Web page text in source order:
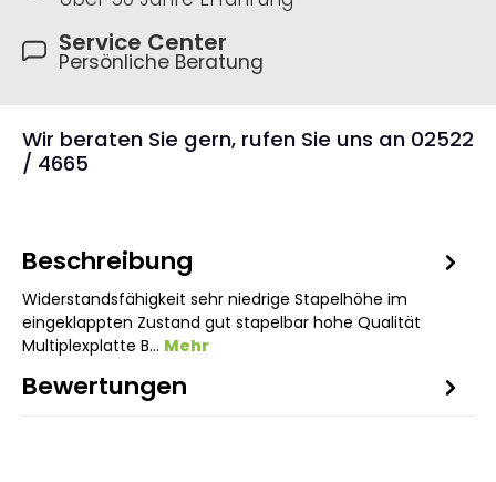
Service Center
Persönliche Beratung
Wir beraten Sie gern, rufen Sie uns an 02522
/ 4665
Beschreibung
Widerstandsfähigkeit sehr niedrige Stapelhöhe im
eingeklappten Zustand gut stapelbar hohe Qualität
Multiplexplatte B… Mehr
Bewertungen